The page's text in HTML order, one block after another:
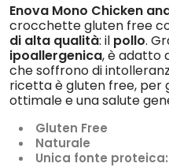
Enova Mono Chicken
crocchette gluten free
di alta qualità: il pollo.
ipoallergenica, è adatto
che soffrono di
ricetta è gluten free, per
ottimale e una salute
Gluten Free
Naturale
Unica fonte